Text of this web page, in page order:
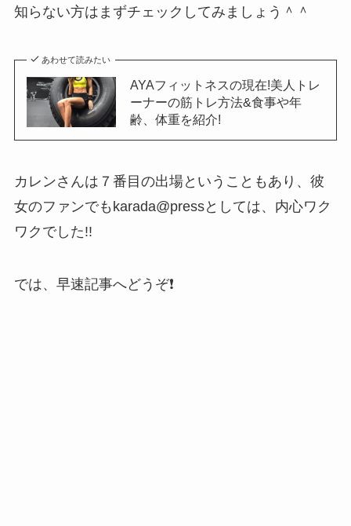
知らない方はまずチェックしてみましょう＾＾
あわせて読みたい
AYAフィットネスの現在!美人トレ
ーナーの筋トレ方法&食事や年
齢、体重を紹介!
カレンさんは７番目の出場ということもあり、彼
女のファンでもkarada@pressとしては、内心ワク
ワクでした!!
では、早速記事へどうぞ❗